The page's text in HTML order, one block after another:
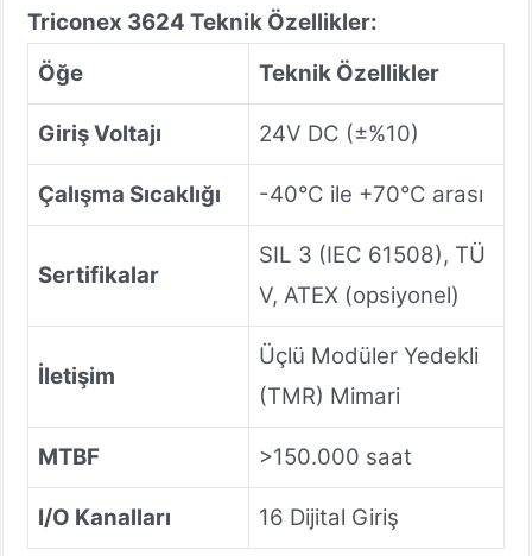
Triconex 3624 Teknik Özellikler:
Öğe
Teknik Özellikler
Giriş Voltajı 24V DC (±%10)
Çalışma Sıcaklığı -40°C ile +70°C arası
Sertifikalar
SIL 3 (IEC 61508), TÜ
V, ATEX (opsiyonel)
İletişim
Üçlü Modüler Yedekli
(TMR) Mimari
MTBF >150.000 saat
I/O Kanalları 16 Dijital Giriş